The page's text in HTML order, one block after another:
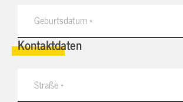
Kontaktdaten